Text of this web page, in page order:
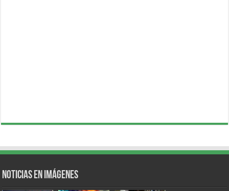
Noticias en Imágenes